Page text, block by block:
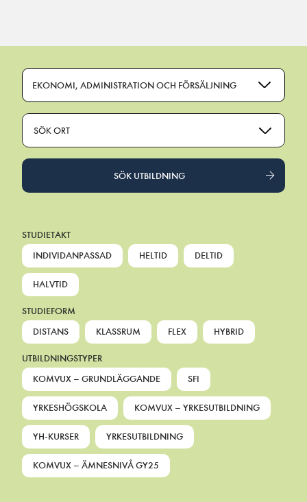
EKONOMI, ADMINISTRATION OCH FÖRSÄLJNING
SÖK ORT
SÖK UTBILDNING
STUDIETAKT
INDIVIDANPASSAD
HELTID DELTID
HALVTID
STUDIEFORM
DISTANS
KLASSRUM FLEX HYBRID
UTBILDNINGSTYPER
KOMVUX – GRUNDLÄGGANDE
SFI
YRKESHÖGSKOLA KOMVUX – YRKESUTBILDNING
YH-KURSER YRKESUTBILDNING
KOMVUX – ÄMNESNIVÅ GY25